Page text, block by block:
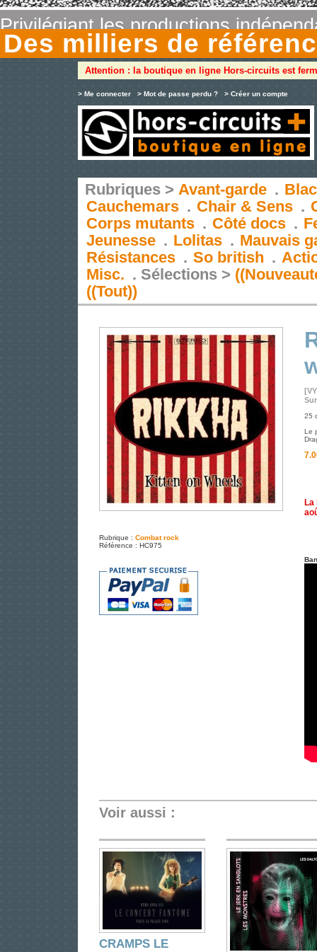
Privilégiant les productions
Des milliers de
Attention : la boutique en ligne Hors-circuits est
> Me connecter > Mot de passe perdu ? > Créer un compte
Rubriques > Avant-garde .
Cauchemars . Chair & Sens .
Corps mutants . Côté docs .
Jeunesse . Lolitas . Mauvais
Résistances . So british .
Misc. . Sélections >
((Tout))
Rubrique : Combat rock
Référence : HC975
25
Le
Voir aussi :
CRAMPS LE